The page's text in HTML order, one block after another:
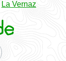
La Vernaz